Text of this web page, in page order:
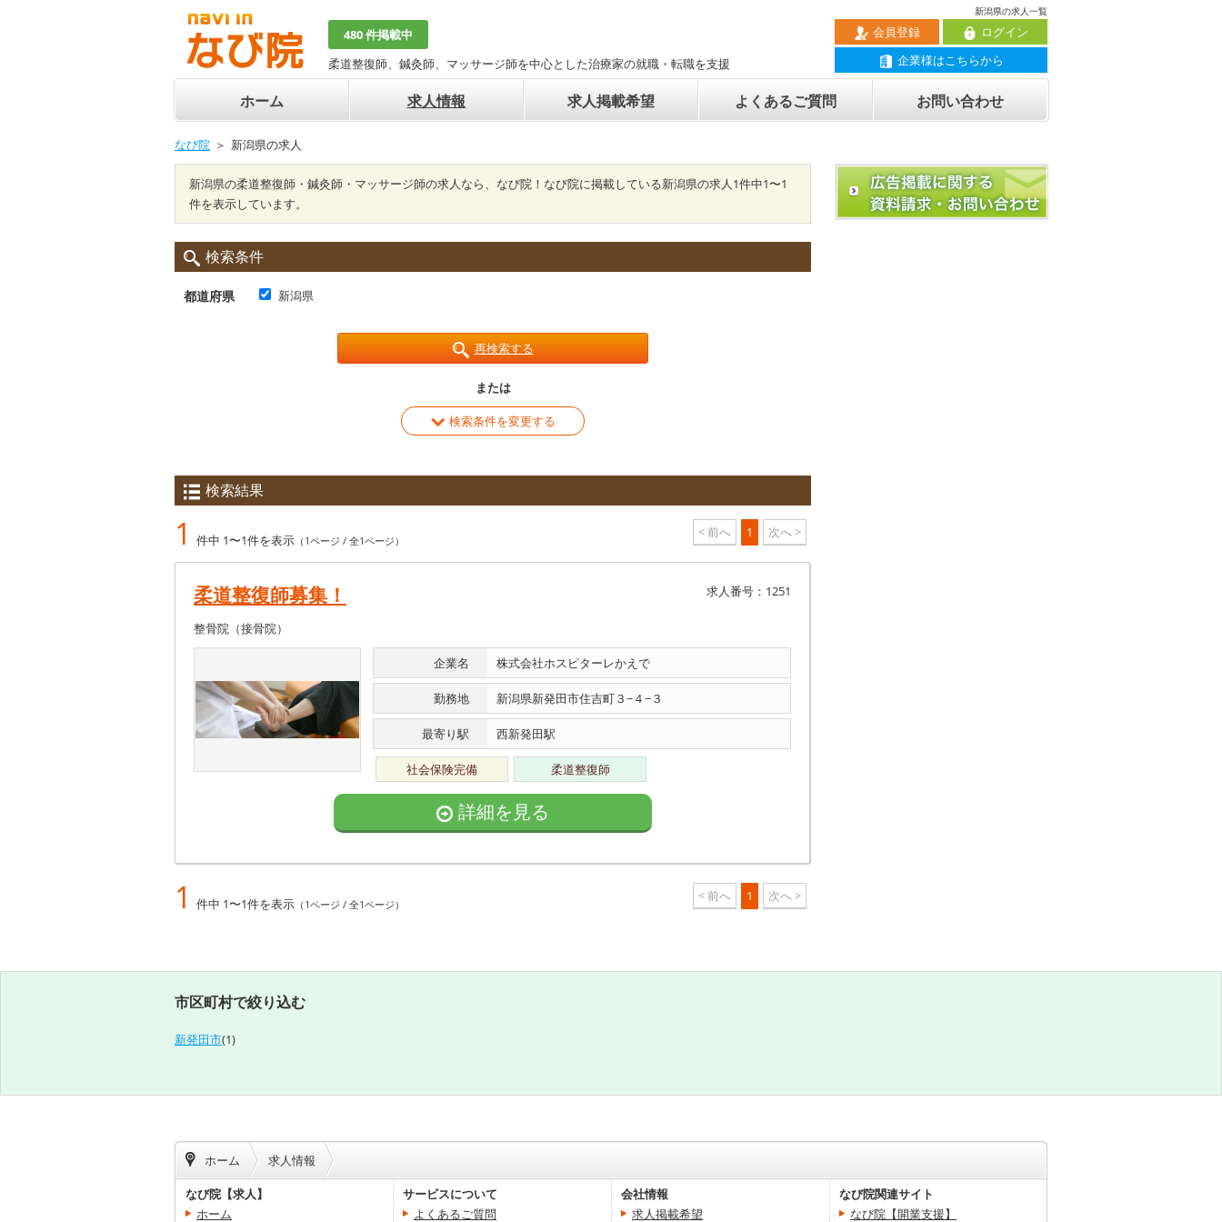
新潟県の求人一覧
480 件掲載中
柔道整復師、鍼灸師、マッサージ師を中心とした治療家の就職・転職を支援
ログイン
会員登録
企業様はこちらから
ホーム 求人情報 求人掲載希望 よくあるご質問 お問い合わせ
なび院 新潟県の求人
新潟県の柔道整復師・鍼灸師・マッサージ師の求人なら、なび院！なび院に掲載している新潟県の求人1件中1〜1
件を表示しています。
検索条件
都道府県 新潟県
再検索する
または
検索条件を変更する
検索結果
1 件中 1〜1件を表示 （1ページ / 全1ページ）
< 前へ 1 次へ >
柔道整復師募集！ 求人番号：1251
整骨院（接骨院）
企業名 株式会社ホスピターレかえで
勤務地 新潟県新発田市住吉町３−４−３
最寄り駅 西新発田駅
社会保険完備 柔道整復師
詳細を見る
1 件中 1〜1件を表示 （1ページ / 全1ページ）
< 前へ 1 次へ >
市区町村で絞り込む
新発田市(1)
ホーム 求人情報
なび院【求人】
ホーム
サービスについて
よくあるご質問
会社情報
求人掲載希望
なび院関連サイト
なび院【開業支援】